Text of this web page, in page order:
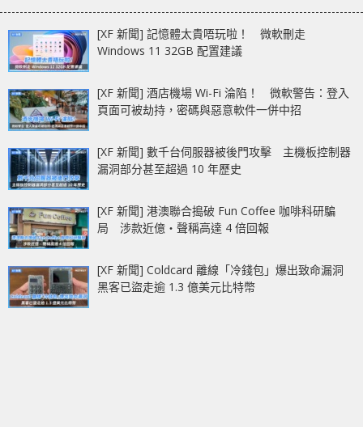
[XF 新聞] 記憶體太貴唔玩啦！ 微軟刪走
Windows 11 32GB 配置建議
[XF 新聞] 酒店機場 Wi-Fi 淪陷！ 微軟警告：登入
頁面可被劫持，密碼與惡意軟件一併中招
[XF 新聞] 數千台伺服器被後門攻擊 主機板控制器
漏洞部分甚至超過 10 年歷史
[XF 新聞] 港澳聯合搗破 Fun Coffee 咖啡科研騙
局 涉款近億‧聲稱高達 4 倍回報
[XF 新聞] Coldcard 離線「冷錢包」爆出致命漏洞
黑客已盜走逾 1.3 億美元比特幣